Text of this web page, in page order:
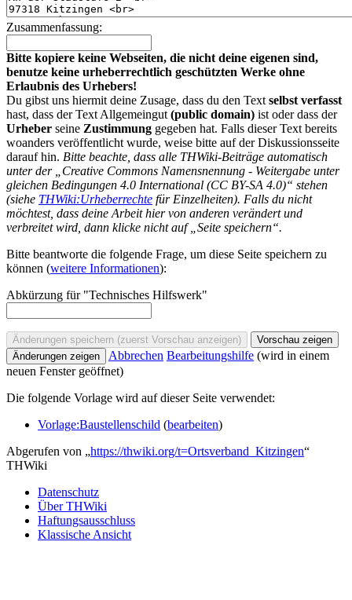
Zusammenfassung:
Bitte kopiere keine Webseiten, die nicht deine eigenen sind,
benutze keine urheberrechtlich geschützten Werke ohne
Erlaubnis des Urhebers!
Du gibst uns hiermit deine Zusage, dass du den Text selbst verfasst
hast, dass der Text Allgemeingut (public domain) ist oder dass der
Urheber seine Zustimmung gegeben hat. Falls dieser Text bereits
woanders veröffentlicht wurde, weise bitte auf der Diskussionsseite
darauf hin. Bitte beachte, dass alle THWiki-Beiträge automatisch
unter der „Creative Commons Namensnennung - Weitergabe unter
gleichen Bedingungen 4.0 International (CC BY-SA 4.0)“ stehen
(siehe THWiki:Urheberrechte für Einzelheiten). Falls du nicht
möchtest, dass deine Arbeit hier von anderen verändert und
verbreitet wird, dann klicke nicht auf „Seite speichern“.
Bitte beantworte die folgende Frage, um diese Seite speichern zu
können (weitere Informationen):
Abkürzung für "Technisches Hilfswerk"
Abbrechen Bearbeitungshilfe (wird in einem
neuen Fenster geöffnet)
Die folgende Vorlage wird auf dieser Seite verwendet:
Vorlage:Baustellenschild (bearbeiten)
Abgerufen von „https://thwiki.org/t=Ortsverband_Kitzingen“
THWiki
Datenschutz
Über THWiki
Haftungsausschluss
Klassische Ansicht